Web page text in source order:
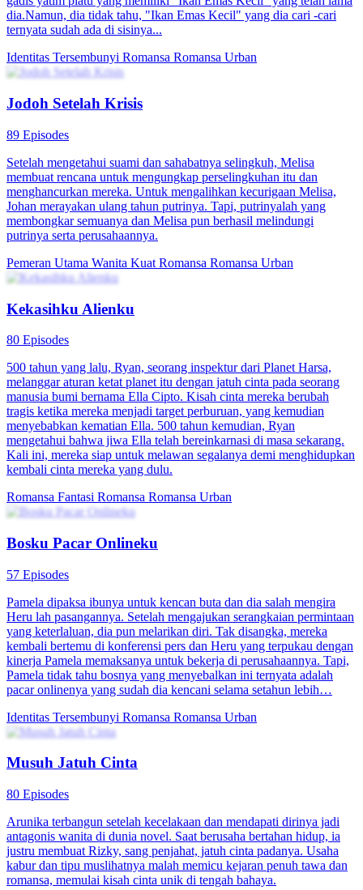
dia.Namun, dia tidak tahu, "Ikan Emas Kecil" yang dia cari -cari
ternyata sudah ada di sisinya...
Identitas Tersembunyi Romansa Romansa Urban
Jodoh Setelah Krisis
89 Episodes
Setelah mengetahui suami dan sahabatnya selingkuh, Melisa
membuat rencana untuk mengungkap perselingkuhan itu dan
menghancurkan mereka. Untuk mengalihkan kecurigaan Melisa,
Johan merayakan ulang tahun putrinya. Tapi, putrinyalah yang
membongkar semuanya dan Melisa pun berhasil melindungi
putrinya serta perusahaannya.
Pemeran Utama Wanita Kuat Romansa Romansa Urban
Kekasihku Alienku
80 Episodes
500 tahun yang lalu, Ryan, seorang inspektur dari Planet Harsa,
melanggar aturan ketat planet itu dengan jatuh cinta pada seorang
manusia bumi bernama Ella Cipto. Kisah cinta mereka berubah
tragis ketika mereka menjadi target perburuan, yang kemudian
menyebabkan kematian Ella. 500 tahun kemudian, Ryan
mengetahui bahwa jiwa Ella telah bereinkarnasi di masa sekarang.
Kali ini, mereka siap untuk melawan segalanya demi menghidupkan
kembali cinta mereka yang dulu.
Romansa Fantasi Romansa Romansa Urban
Bosku Pacar Onlineku
57 Episodes
Pamela dipaksa ibunya untuk kencan buta dan dia salah mengira
Heru lah pasangannya. Setelah mengajukan serangkaian permintaan
yang keterlaluan, dia pun melarikan diri. Tak disangka, mereka
kembali bertemu di konferensi pers dan Heru yang terpukau dengan
kinerja Pamela memaksanya untuk bekerja di perusahaannya. Tapi,
Pamela tidak tahu bosnya yang menyebalkan ini ternyata adalah
pacar onlinenya yang sudah dia kencani selama setahun lebih…
Identitas Tersembunyi Romansa Romansa Urban
Musuh Jatuh Cinta
80 Episodes
Arunika terbangun setelah kecelakaan dan mendapati dirinya jadi
antagonis wanita di dunia novel. Saat berusaha bertahan hidup, ia
justru membuat Rizky, sang penjahat, jatuh cinta padanya. Usaha
kabur dan tipu muslihatnya malah memicu kejaran penuh tawa dan
romansa, memulai kisah cinta unik di tengah bahaya.